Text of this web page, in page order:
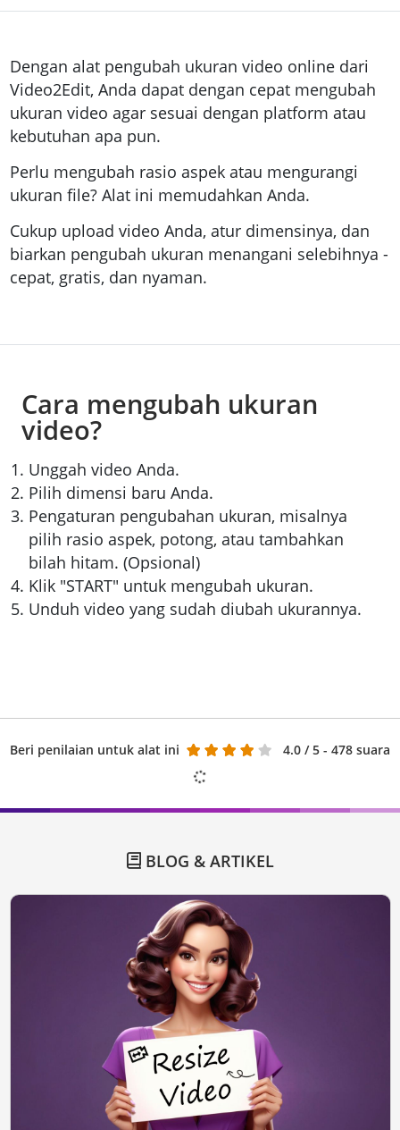
Dengan alat pengubah ukuran video online dari
Video2Edit, Anda dapat dengan cepat mengubah
ukuran video agar sesuai dengan platform atau
kebutuhan apa pun.
Perlu mengubah rasio aspek atau mengurangi
ukuran file? Alat ini memudahkan Anda.
Cukup upload video Anda, atur dimensinya, dan
biarkan pengubah ukuran menangani selebihnya -
cepat, gratis, dan nyaman.
Cara mengubah ukuran
video?
Unggah video Anda.
Pilih dimensi baru Anda.
Pengaturan pengubahan ukuran, misalnya
pilih rasio aspek, potong, atau tambahkan
bilah hitam. (Opsional)
Klik "START" untuk mengubah ukuran.
Unduh video yang sudah diubah ukurannya.
Beri penilaian untuk alat ini 4.0 / 5 - 478 suara
BLOG & ARTIKEL